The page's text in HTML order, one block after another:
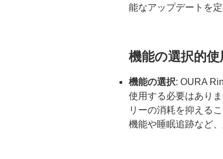
能なアップデートを
機能の選択的使
機能の選択: OURA
使用する必要はあり
リーの消耗を抑える
機能や睡眠追跡など